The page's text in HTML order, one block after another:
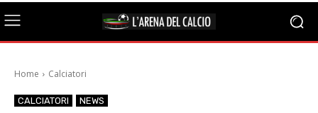
Home Calciatori
CALCIATORI NEWS